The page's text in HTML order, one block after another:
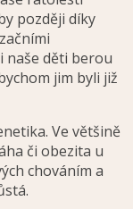
později díky
naše děti berou
jim byli již
Ve většině
či obezita u
chováním a